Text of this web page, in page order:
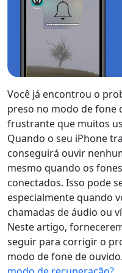
Você já encontrou o
preso no modo de fone
frustrante que muitos
Quando o seu iPhone
conseguirá ouvir
mesmo quando os
conectados. Isso pode
especialmente quando
chamadas de áudio ou
Neste artigo,
seguir para corrigir o
modo de fone de ouvido.